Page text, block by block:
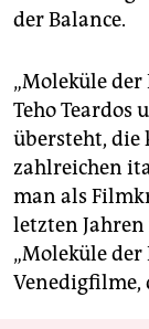
der Balance.
„Moleküle der
Teho
übersteht, die
zahlreichen
man als
letzten
„Moleküle
Venedigfilme,